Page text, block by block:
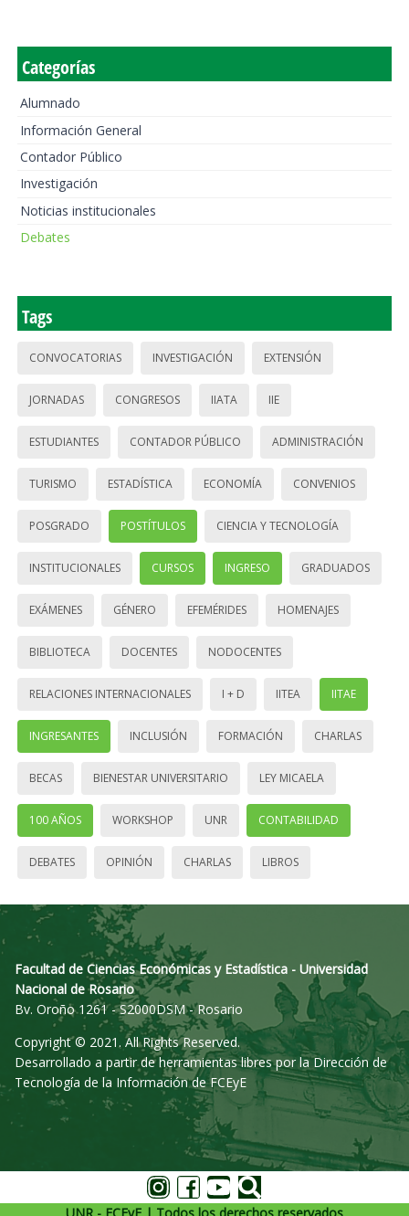
Categorías
Alumnado
Información General
Contador Público
Investigación
Noticias institucionales
Debates
Tags
CONVOCATORIAS INVESTIGACIÓN EXTENSIÓN
JORNADAS CONGRESOS IIATA IIE
ESTUDIANTES CONTADOR PÚBLICO ADMINISTRACIÓN
TURISMO ESTADÍSTICA ECONOMÍA CONVENIOS
POSGRADO POSTÍTULOS CIENCIA Y TECNOLOGÍA
INSTITUCIONALES CURSOS INGRESO GRADUADOS
EXÁMENES GÉNERO EFEMÉRIDES HOMENAJES
BIBLIOTECA DOCENTES NODOCENTES
RELACIONES INTERNACIONALES I + D IITEA IITAE
INGRESANTES INCLUSIÓN FORMACIÓN CHARLAS
BECAS BIENESTAR UNIVERSITARIO LEY MICAELA
100 AÑOS WORKSHOP UNR CONTABILIDAD
DEBATES OPINIÓN CHARLAS LIBROS
Facultad de Ciencias Económicas y Estadística - Universidad
Nacional de Rosario
Bv. Oroño 1261 - S2000DSM - Rosario
Copyright © 2021. All Rights Reserved.
Desarrollado a partir de herramientas libres por la Dirección de
Tecnología de la Información de FCEyE